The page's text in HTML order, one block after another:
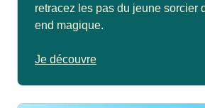
retracez les pas du jeune sorcier
end magique.
Je découvre